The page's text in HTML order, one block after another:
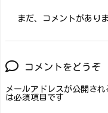
まだ、コメントがあり
コメントをどうぞ
メールアドレスが公開され
は必須項目です